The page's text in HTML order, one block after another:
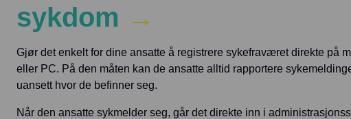
sykdom →
Gjør det enkelt for dine ansatte å registrere sykefraværet direkte på
eller PC. På den måten kan de ansatte alltid rapportere
uansett hvor de befinner seg.
Når den ansatte sykmelder seg, går det direkte inn i